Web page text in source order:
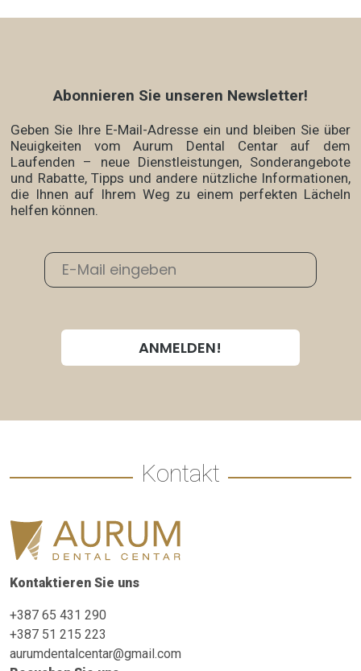
Abonnieren Sie unseren Newsletter!
Geben Sie Ihre E-Mail-Adresse ein und bleiben Sie über
Neuigkeiten vom Aurum Dental Centar auf dem
Laufenden – neue Dienstleistungen, Sonderangebote
und Rabatte, Tipps und andere nützliche Informationen,
die Ihnen auf Ihrem Weg zu einem perfekten Lächeln
helfen können.
Kontakt
Kontaktieren Sie uns
+387 65 431 290
+387 51 215 223
aurumdentalcentar@gmail.com